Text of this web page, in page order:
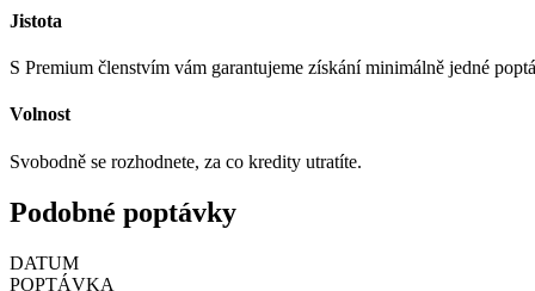
Jistota
S Premium členstvím vám garantujeme získání minimálně jedné
Volnost
Svobodně se rozhodnete, za co kredity utratíte.
Podobné poptávky
DATUM
POPTÁVKA